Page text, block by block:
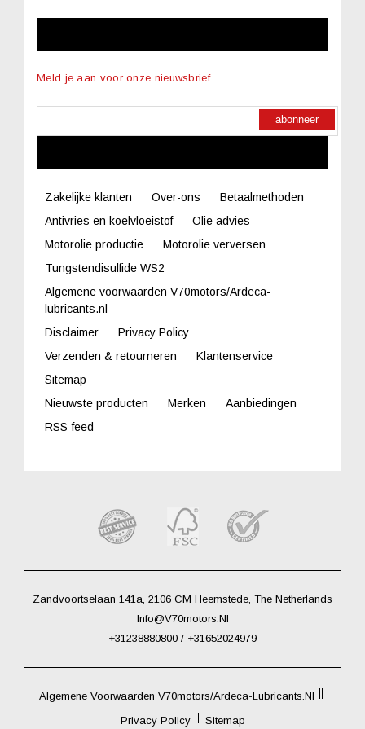
Meld je aan voor onze nieuwsbrief
abonneer
Zakelijke klanten Over-ons
Betaalmethoden
Antivries en koelvloeistof
Olie advies
Motorolie productie
Motorolie verversen
Tungstendisulfide WS2
Algemene voorwaarden V70motors/Ardeca-
lubricants.nl
Disclaimer
Privacy Policy
Verzenden & retourneren
Klantenservice
Sitemap
Nieuwste producten
Merken
Aanbiedingen
RSS-feed
Zandvoortselaan 141a, 2106 CM Heemstede, The Netherlands
Info@V70motors.nl
+31238880800 / +31652024979
Algemene Voorwaarden V70motors/Ardeca-Lubricants.nl
Privacy Policy
Sitemap